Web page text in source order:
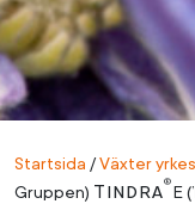
Startsida /Växter
Gruppen) Tindra® E